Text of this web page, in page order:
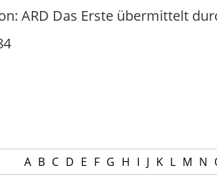
ARD Das Erste übermittelt
A B C D E F G H I J K L M N